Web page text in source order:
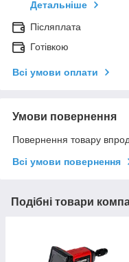
Детальніше
Післяплата
Готівкою
Всі умови оплати
Умови повернення
Повернення товару
Всі умови повернення
Подібні товари